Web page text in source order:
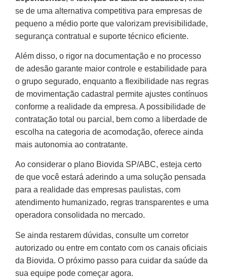
se de uma alternativa competitiva para empresas de
pequeno a médio porte que valorizam previsibilidade,
segurança contratual e suporte técnico eficiente.
Além disso, o rigor na documentação e no processo
de adesão garante maior controle e estabilidade para
o grupo segurado, enquanto a flexibilidade nas regras
de movimentação cadastral permite ajustes contínuos
conforme a realidade da empresa. A possibilidade de
contratação total ou parcial, bem como a liberdade de
escolha na categoria de acomodação, oferece ainda
mais autonomia ao contratante.
Ao considerar o plano Biovida SP/ABC, esteja certo
de que você estará aderindo a uma solução pensada
para a realidade das empresas paulistas, com
atendimento humanizado, regras transparentes e uma
operadora consolidada no mercado.
Se ainda restarem dúvidas, consulte um corretor
autorizado ou entre em contato com os canais oficiais
da Biovida. O próximo passo para cuidar da saúde da
sua equipe pode começar agora.